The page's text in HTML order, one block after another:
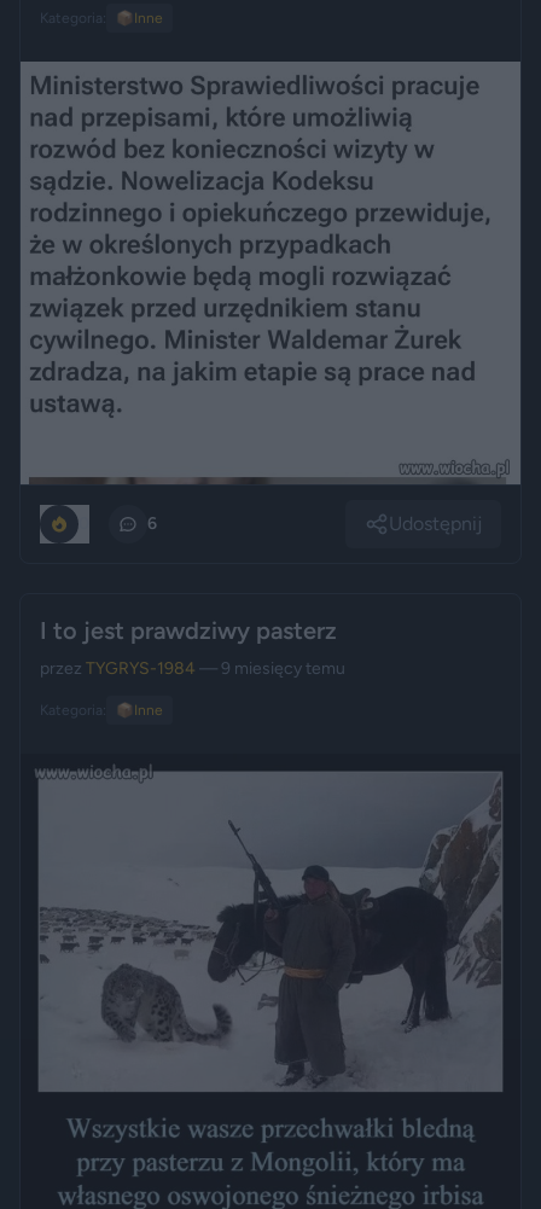
Kategoria: 📦 Inne
6 Udostępnij
I to jest prawdziwy pasterz
przez TYGRYS-1984 — 9 miesięcy temu
Kategoria: 📦 Inne